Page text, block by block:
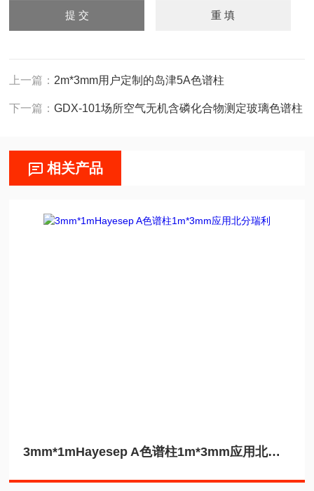
上一篇： 2m*3mm用户定制的岛津5A色谱柱
下一篇：GDX-101场所空气无机含磷化合物测定玻璃色谱柱
相关产品
3mm*1mHayesep A色谱柱1m*3mm应用北分瑞利